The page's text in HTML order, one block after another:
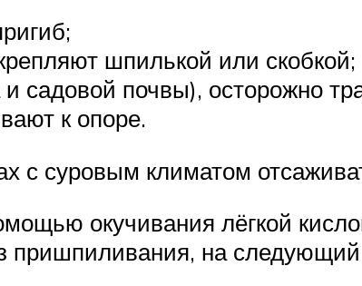
шпилькой или скобкой;
садовой почвы), осторожно
к опоре.
с суровым климатом
окучивания лёгкой
пришпиливания, на